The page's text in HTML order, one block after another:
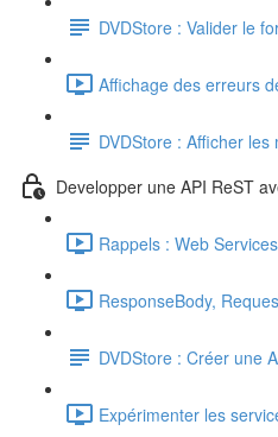
DVDStore : Valider le
Affichage des erreurs
DVDStore : Afficher
Developper une API ReST
Rappels : Web
ResponseBody,
DVDStore : Créer une
Expérimenter les